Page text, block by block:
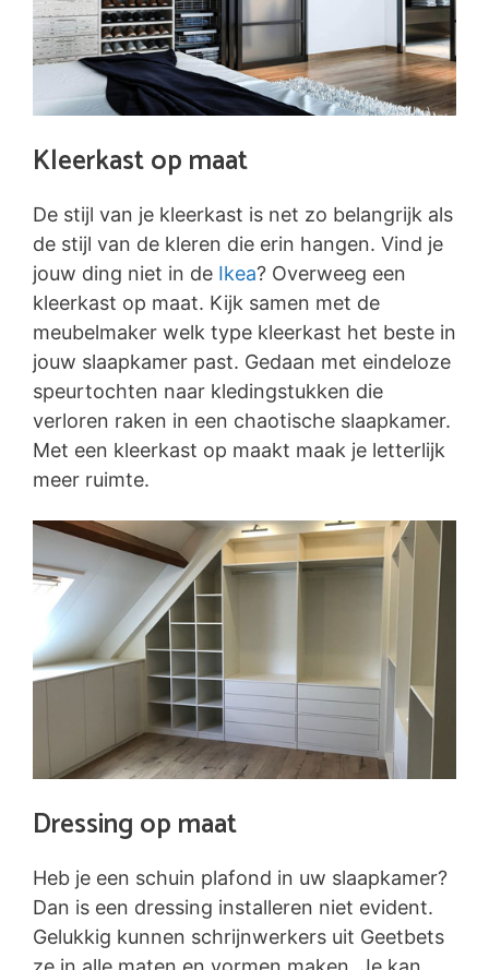
Kleerkast op maat
De stijl van je kleerkast is net zo belangrijk als
de stijl van de kleren die erin hangen. Vind je
jouw ding niet in de Ikea? Overweeg een
kleerkast op maat. Kijk samen met de
meubelmaker welk type kleerkast het beste in
jouw slaapkamer past. Gedaan met eindeloze
speurtochten naar kledingstukken die
verloren raken in een chaotische slaapkamer.
Met een kleerkast op maakt maak je letterlijk
meer ruimte.
Dressing op maat
Heb je een schuin plafond in uw slaapkamer?
Dan is een dressing installeren niet evident.
Gelukkig kunnen schrijnwerkers uit Geetbets